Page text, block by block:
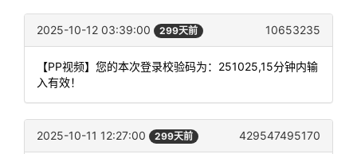
2025-10-12 03:39:00 299天前 10653235
【PP视频】您的本次登录校验码为：251025,15分钟内输
入有效！
2025-10-11 12:27:00 299天前 429547495170